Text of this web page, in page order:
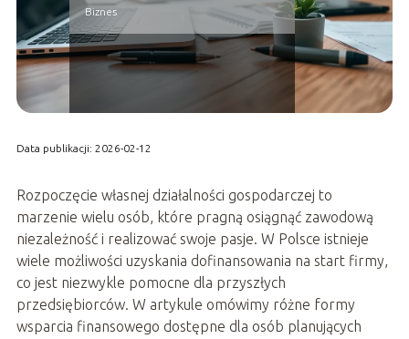
Biznes
Data publikacji: 2026-02-12
Rozpoczęcie własnej działalności gospodarczej to
marzenie wielu osób, które pragną osiągnąć zawodową
niezależność i realizować swoje pasje. W Polsce istnieje
wiele możliwości uzyskania dofinansowania na start firmy,
co jest niezwykle pomocne dla przyszłych
przedsiębiorców. W artykule omówimy różne formy
wsparcia finansowego dostępne dla osób planujących